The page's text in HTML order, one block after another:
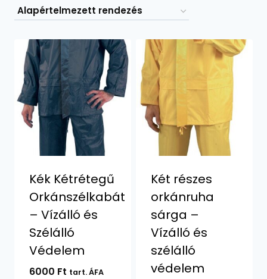
Kék Kétrétegű
Orkánszélkabát
– Vízálló és
Szélálló
Védelem
6000 Ft tart. ÁFA
Két részes
orkánruha
sárga –
Vízálló és
szélálló
védelem